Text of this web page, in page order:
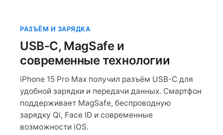
РАЗЪЁМ И ЗАРЯДКА
USB-C, MagSafe и
современные технологии
iPhone 15 Pro Max получил разъём USB-C для
удобной зарядки и передачи данных. Смартфон
поддерживает MagSafe, беспроводную
зарядку Qi, Face ID и современные
возможности iOS.